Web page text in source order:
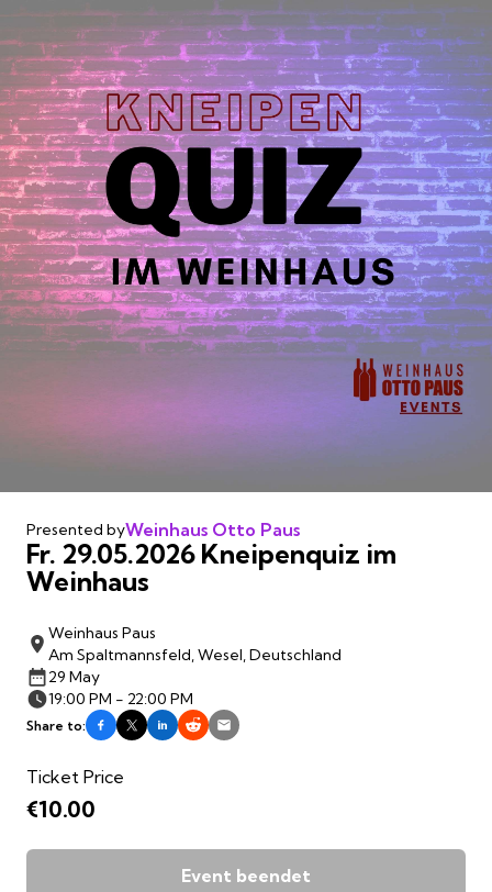
Presented byWeinhaus Otto Paus
Fr. 29.05.2026 Kneipenquiz im
Weinhaus
Weinhaus Paus
Am Spaltmannsfeld, Wesel, Deutschland
29 May
19:00 PM - 22:00 PM
Share to:
Ticket Price
€10.00
Event beendet